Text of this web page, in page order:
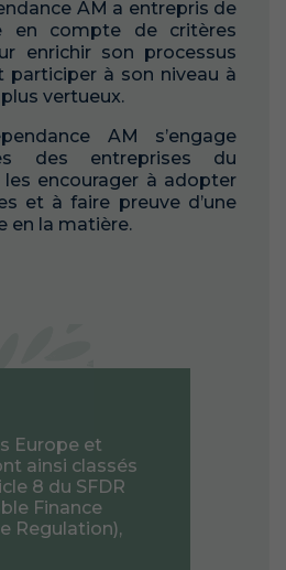
AM a entrepris de
en compte de critères
enrichir son processus
participer à son niveau à
vertueux.
AM s’engage
des entreprises du
encourager à adopter
et à faire preuve d’une
en la matière.
Europe et
ainsi classés
8 du SFDR
Finance
Regulation),